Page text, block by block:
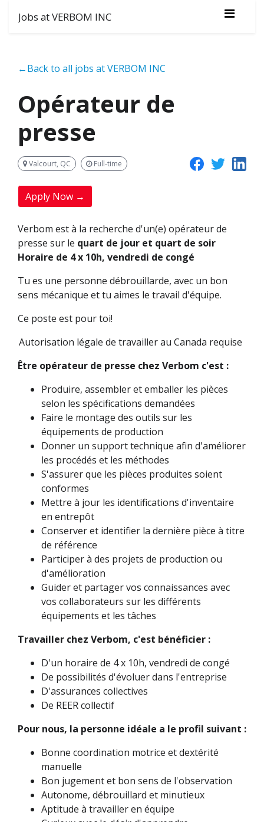
Jobs at VERBOM INC
←Back to all jobs at VERBOM INC
Opérateur de
presse
Valcourt, QC Full-time
Apply Now →
Verbom est à la recherche d'un(e) opérateur de
presse sur le quart de jour et quart de soir
Horaire de 4 x 10h, vendredi de congé
Tu es une personne débrouillarde, avec un bon
sens mécanique et tu aimes le travail d'équipe.
Ce poste est pour toi!
Autorisation légale de travailler au Canada requise
Être opérateur de presse chez Verbom c'est :
Produire, assembler et emballer les pièces
selon les spécifications demandées
Faire le montage des outils sur les
équipements de production
Donner un support technique afin d'améliorer
les procédés et les méthodes
S'assurer que les pièces produites soient
conformes
Mettre à jour les identifications d'inventaire
en entrepôt
Conserver et identifier la dernière pièce à titre
de référence
Participer à des projets de production ou
d'amélioration
Guider et partager vos connaissances avec
vos collaborateurs sur les différents
équipements et les tâches
Travailler chez Verbom, c'est bénéficier :
D'un horaire de 4 x 10h, vendredi de congé
De possibilités d'évoluer dans l'entreprise
D'assurances collectives
De REER collectif
Pour nous, la personne idéale a le profil suivant :
Bonne coordination motrice et dextérité
manuelle
Bon jugement et bon sens de l'observation
Autonome, débrouillard et minutieux
Aptitude à travailler en équipe